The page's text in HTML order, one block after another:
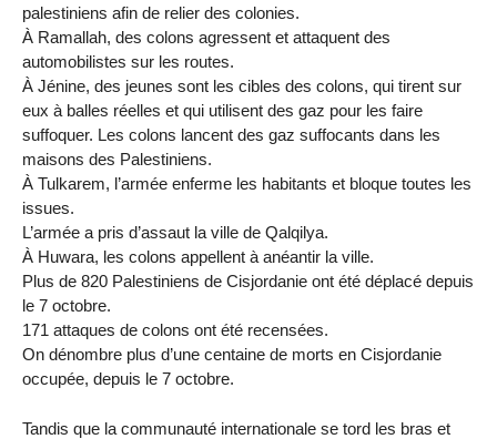
palestiniens afin de relier des colonies.
À Ramallah, des colons agressent et attaquent des
automobilistes sur les routes.
À Jénine, des jeunes sont les cibles des colons, qui tirent sur
eux à balles réelles et qui utilisent des gaz pour les faire
suffoquer. Les colons lancent des gaz suffocants dans les
maisons des Palestiniens.
À Tulkarem, l’armée enferme les habitants et bloque toutes les
issues.
L’armée a pris d’assaut la ville de Qalqilya.
À Huwara, les colons appellent à anéantir la ville.
Plus de 820 Palestiniens de Cisjordanie ont été déplacé depuis
le 7 octobre.
171 attaques de colons ont été recensées.
On dénombre plus d’une centaine de morts en Cisjordanie
occupée, depuis le 7 octobre.
Tandis que la communauté internationale se tord les bras et